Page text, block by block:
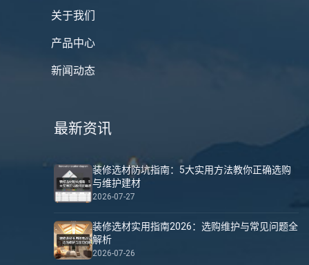
关于我们
产品中心
新闻动态
最新资讯
装修选材防坑指南：5大实用方法教你正确选购
与维护建材
2026-07-27
装修选材实用指南2026：选购维护与常见问题全
解析
2026-07-26